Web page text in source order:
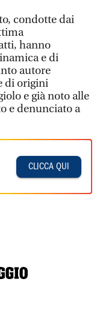
condotte dai
hanno
e di
autore
di origini
e già noto alle
e denunciato a
CLICCA QUI